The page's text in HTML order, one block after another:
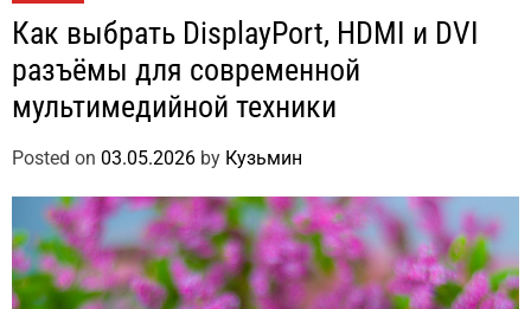
Как выбрать DisplayPort, HDMI и DVI
разъёмы для современной
мультимедийной техники
Posted on 03.05.2026 by Кузьмин